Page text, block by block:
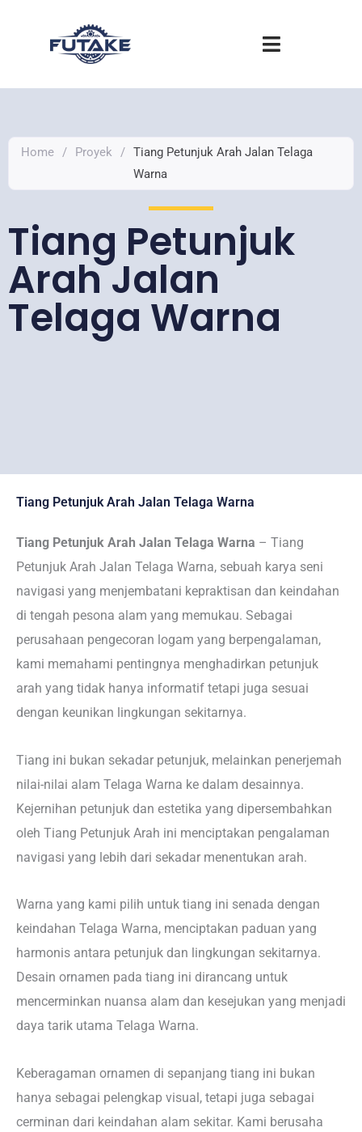
Home / Proyek / Tiang Petunjuk Arah Jalan Telaga
Warna
Tiang Petunjuk
Arah Jalan
Telaga Warna
Tiang Petunjuk Arah Jalan Telaga Warna
Tiang Petunjuk Arah Jalan Telaga Warna – Tiang
Petunjuk Arah Jalan Telaga Warna, sebuah karya seni
navigasi yang menjembatani kepraktisan dan keindahan
di tengah pesona alam yang memukau. Sebagai
perusahaan pengecoran logam yang berpengalaman,
kami memahami pentingnya menghadirkan petunjuk
arah yang tidak hanya informatif tetapi juga sesuai
dengan keunikan lingkungan sekitarnya.
Tiang ini bukan sekadar petunjuk, melainkan penerjemah
nilai-nilai alam Telaga Warna ke dalam desainnya.
Kejernihan petunjuk dan estetika yang dipersembahkan
oleh Tiang Petunjuk Arah ini menciptakan pengalaman
navigasi yang lebih dari sekadar menentukan arah.
Warna yang kami pilih untuk tiang ini senada dengan
keindahan Telaga Warna, menciptakan paduan yang
harmonis antara petunjuk dan lingkungan sekitarnya.
Desain ornamen pada tiang ini dirancang untuk
mencerminkan nuansa alam dan kesejukan yang menjadi
daya tarik utama Telaga Warna.
Keberagaman ornamen di sepanjang tiang ini bukan
hanya sebagai pelengkap visual, tetapi juga sebagai
cerminan dari keindahan alam sekitar. Kami berusaha